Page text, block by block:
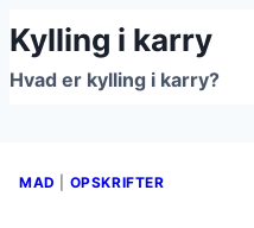
Fortsæt
til
indhold
Kylling i karry
Hvad er kylling i karry?
MAD OPSKRIFTER